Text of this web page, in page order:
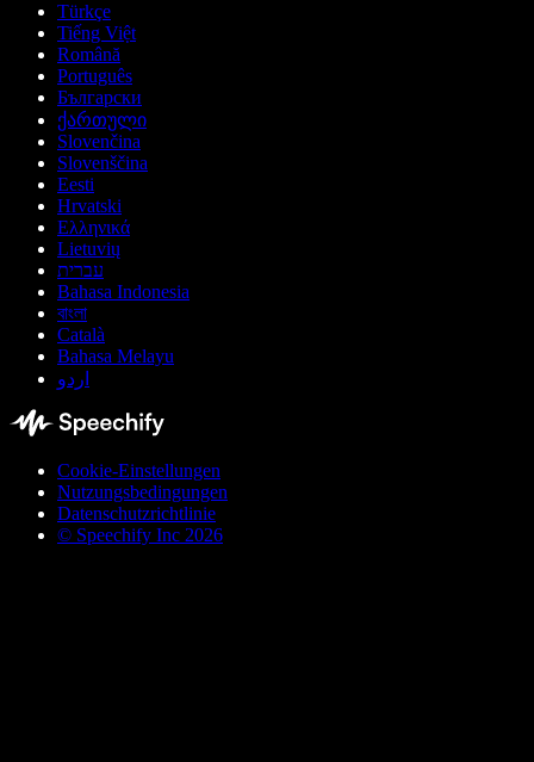
Türkçe
Tiếng Việt
Română
Português
Български
ქართული
Slovenčina
Slovenščina
Eesti
Hrvatski
Ελληνικά
Lietuvių
עברית
Bahasa Indonesia
বাংলা
Català
Bahasa Melayu
اردو
Cookie-Einstellungen
Nutzungsbedingungen
Datenschutzrichtlinie
© Speechify Inc 2026